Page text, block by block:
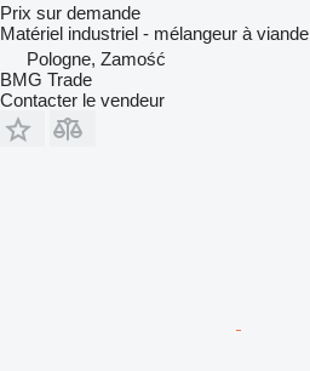
Prix sur demande
Matériel industriel - mélangeur à viande
Pologne, Zamość
BMG Trade
Contacter le vendeur